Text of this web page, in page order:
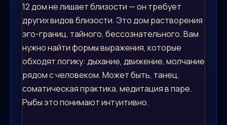
12 дом не лишает близости — он требует
других видов близости. Это дом растворения
эго-границ, тайного, бессознательного. Вам
нужно найти формы выражения, которые
обходят логику: дыхание, движение, молчание
рядом с человеком. Может быть, танец,
соматическая практика, медитация в паре.
Рыбы это понимают интуитивно.